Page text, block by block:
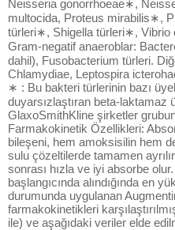
Neisseria gonorrhoeae∗,
multocida, Proteus mirabilis∗,
türleri∗, Shigella türleri∗, Vibrio
Gram-negatif anaeroblar:
dahil), Fusobacterium türleri.
Chlamydiae, Leptospira
∗ : Bu bakteri türlerinin bazı
duyarsızlaştıran beta-laktamaz
GlaxoSmithKline şirketler
Farmakokinetik Özellikleri:
bileşeni, hem amoksisilin hem
sulu çözeltilerde tamamen
sonrası hızla ve iyi absorbe
başlangıcında alındığında en
durumunda uygulanan
farmakokinetikleri
ile) ve aşağıdaki veriler elde